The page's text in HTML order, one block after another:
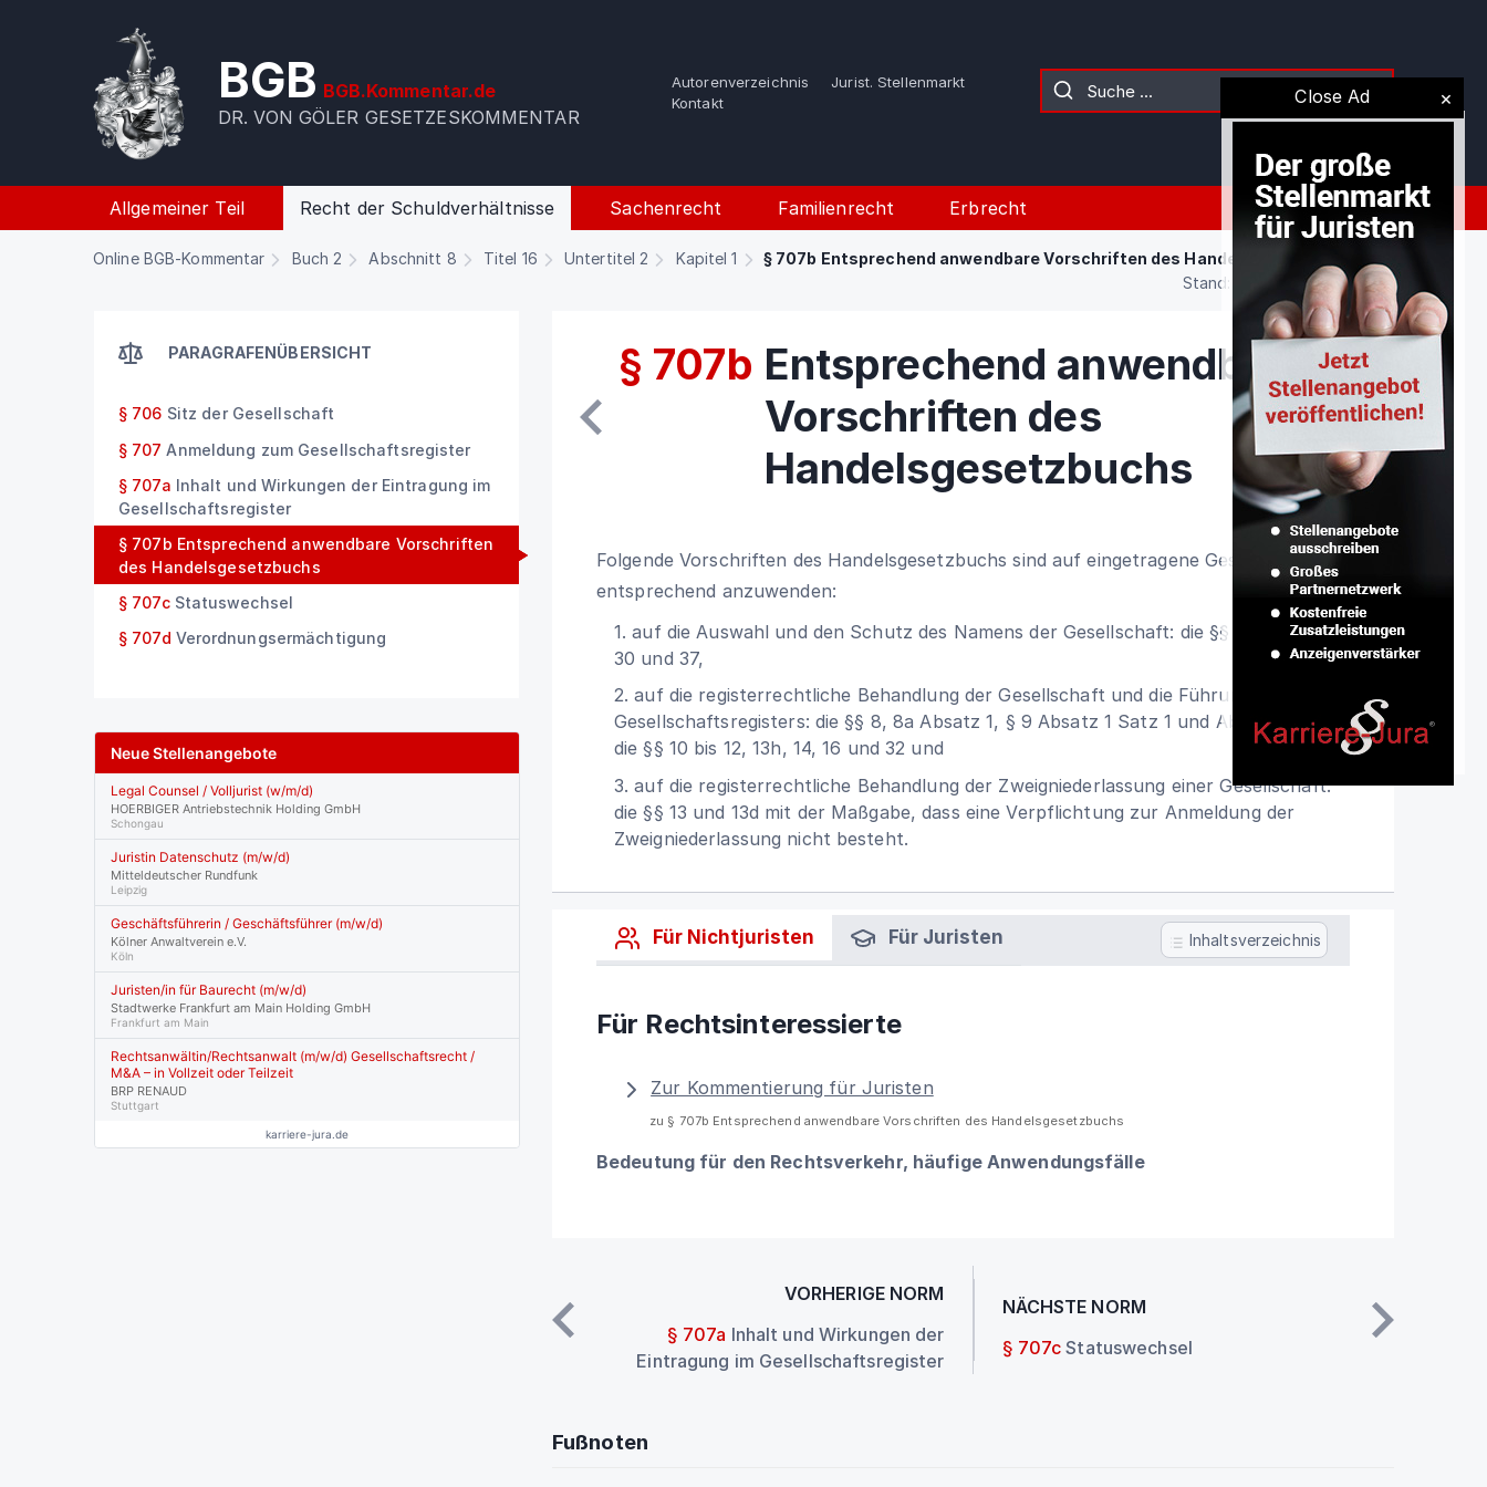
BGB BGB.Kommentar.de
DR. VON GÖLER GESETZESKOMMENTAR
Autorenverzeichnis
Jurist. Stellenmarkt
Kontakt
Allgemeiner Teil Recht der Schuldverhältnisse Sachenrecht Familienrecht Erbrecht
Online BGB-Kommentar Buch 2 Abschnitt 8 Titel 16 Untertitel 2 Kapitel 1
§ 707b Entsprechend anwendbare Vorschriften des Handelsgesetzbuchs
Stand: 02.08.2026 (Gesetz)
Close Ad
PARAGRAFENÜBERSICHT
§ 706 Sitz der Gesellschaft
§ 707 Anmeldung zum Gesellschaftsregister
§ 707a Inhalt und Wirkungen der Eintragung im
Gesellschaftsregister
§ 707b Entsprechend anwendbare Vorschriften
des Handelsgesetzbuchs
§ 707c Statuswechsel
§ 707d Verordnungsermächtigung
§ 707b Entsprechend anwendbare
Vorschriften des
Handelsgesetzbuchs
Folgende Vorschriften des Handelsgesetzbuchs sind auf eingetragene Gesellschaften
entsprechend anzuwenden:
1. auf die Auswahl und den Schutz des Namens der Gesellschaft: die §§ 18, 21 bis 24,
30 und 37,
2. auf die registerrechtliche Behandlung der Gesellschaft und die Führung des
Gesellschaftsregisters: die §§ 8, 8a Absatz 1, § 9 Absatz 1 Satz 1 und Absatz 3 bis 6,
die §§ 10 bis 12, 13h, 14, 16 und 32 und
3. auf die registerrechtliche Behandlung der Zweigniederlassung einer Gesellschaft:
die §§ 13 und 13d mit der Maßgabe, dass eine Verpflichtung zur Anmeldung der
Zweigniederlassung nicht besteht.
Für Nichtjuristen Für Juristen Inhaltsverzeichnis
Für Rechtsinteressierte
Zur Kommentierung für Juristen
zu § 707b Entsprechend anwendbare Vorschriften des Handelsgesetzbuchs
Bedeutung für den Rechtsverkehr, häufige Anwendungsfälle
VORHERIGE NORM
§ 707a Inhalt und Wirkungen der
Eintragung im Gesellschaftsregister
NÄCHSTE NORM
§ 707c Statuswechsel
Fußnoten